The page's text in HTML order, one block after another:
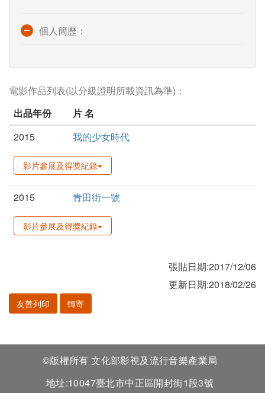
個人簡歷：
電影作品列表(以分級證明所載資訊為準)：
出品年份
片 名
2015
我的少女時代
影片參展及得獎紀錄
2015 青田街一號
影片參展及得獎紀錄
張貼日期:2017/12/06
更新日期:2018/02/26
友善列印 轉寄
©版權所有 文化部影視及流行音樂產業局
地址:10047臺北市中正區開封街1段3號